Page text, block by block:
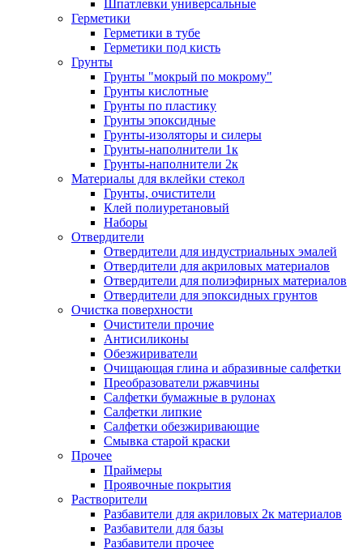
Шпатлевки универсальные
Герметики
Герметики в тубе
Герметики под кисть
Грунты
Грунты "мокрый по мокрому"
Грунты кислотные
Грунты по пластику
Грунты эпоксидные
Грунты-изоляторы и силеры
Грунты-наполнители 1к
Грунты-наполнители 2к
Материалы для вклейки стекол
Грунты, очистители
Клей полиуретановый
Наборы
Отвердители
Отвердители для индустриальных эмалей
Отвердители для акриловых материалов
Отвердители для полиэфирных материалов
Отвердители для эпоксидных грунтов
Очистка поверхности
Очистители прочие
Антисиликоны
Обезжириватели
Очищающая глина и абразивные салфетки
Преобразователи ржавчины
Салфетки бумажные в рулонах
Салфетки липкие
Салфетки обезжиривающие
Смывка старой краски
Прочее
Праймеры
Проявочные покрытия
Растворители
Разбавители для акриловых 2к материалов
Разбавители для базы
Разбавители прочее